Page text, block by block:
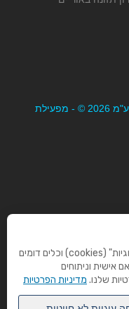
כל הזכויות שמורות לאבולוציה עסקית בע"מ 2026 © - מפעילת
לידיעתכם, באתר זה נעשה שימוש ב"קבצי עוגיות" (cookies) וכלים דומים
אישית וניתוחים
שלנו. מדיניות הפרטיות